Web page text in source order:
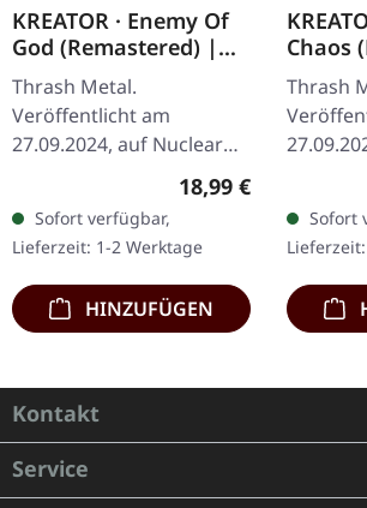
KREATOR · Enemy Of
God (Remastered) |
CD
Thrash Metal.
Veröffentlicht am
27.09.2024, auf Nuclear
Blast Records. CD im
Jewelcase. Manche Alben
altern einfach nicht.
Kreators "Enemy Of
God"…
Regulärer Preis:
18,99 €
Sofort verfügbar,
Lieferzeit: 1-2 Werktage
HINZUFÜGEN
Chaos
CD
Thrash
Blast
Sofort
Kontakt
Service